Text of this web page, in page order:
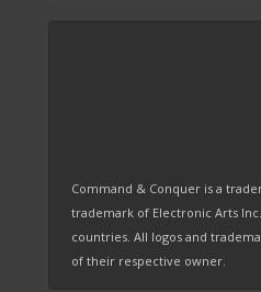
Command & Conquer is a
trademark of Electronic Arts
countries. All logos and
of their respective owner.